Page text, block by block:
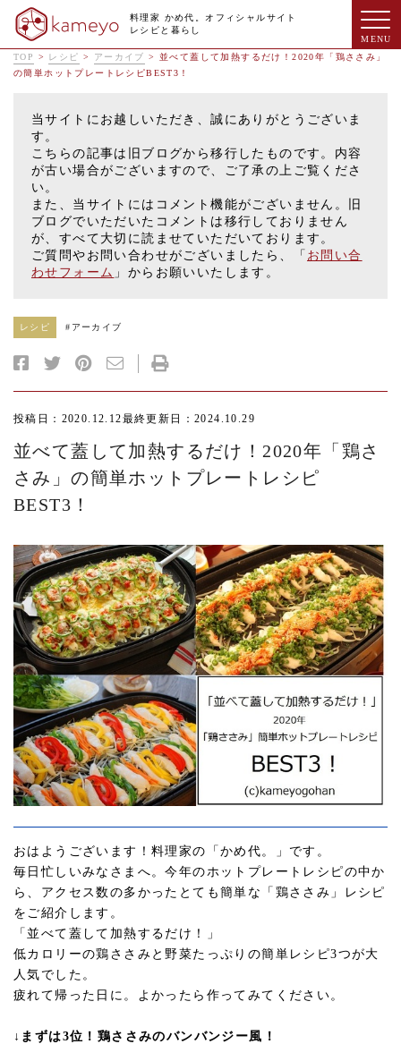
料理家 かめ代。オフィシャルサイト
レシピと暮らし
TOP > レシピ > アーカイブ >並べて蓋して加熱するだけ！2020年「鶏ささみ」
の簡単ホットプレートレシピBEST3！
当サイトにお越しいただき、誠にありがとうございま
す。
こちらの記事は旧ブログから移行したものです。内容
が古い場合がございますので、ご了承の上ご覧くださ
い。
また、当サイトにはコメント機能がございません。旧
ブログでいただいたコメントは移行しておりません
が、すべて大切に読ませていただいております。
ご質問やお問い合わせがございましたら、「 お問い合
わせフォーム 」からお願いいたします。
レシピ # アーカイブ
投稿日：2020.12.12最終更新日：2024.10.29
並べて蓋して加熱するだけ！2020年「鶏さ
さみ」の簡単ホットプレートレシピ
BEST3！
おはようございます！料理家の「かめ代。」です。
毎日忙しいみなさまへ。今年のホットプレートレシピの中か
ら、アクセス数の多かったとても簡単な「鶏ささみ」レシピ
をご紹介します。
「並べて蓋して加熱するだけ！」
低カロリーの鶏ささみと野菜たっぷりの簡単レシピ3つが大
人気でした。
疲れて帰った日に。よかったら作ってみてください。
↓まずは3位！鶏ささみのバンバンジー風！